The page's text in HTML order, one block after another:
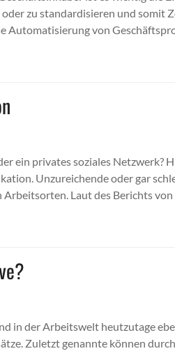
zu standardisieren und somit
Automatisierung von
ein privates soziales Netzwerk?
Unzureichende oder gar
Laut des Berichts
in der Arbeitswelt heutzutage
Zuletzt genannte können